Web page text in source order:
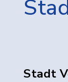
Stadt